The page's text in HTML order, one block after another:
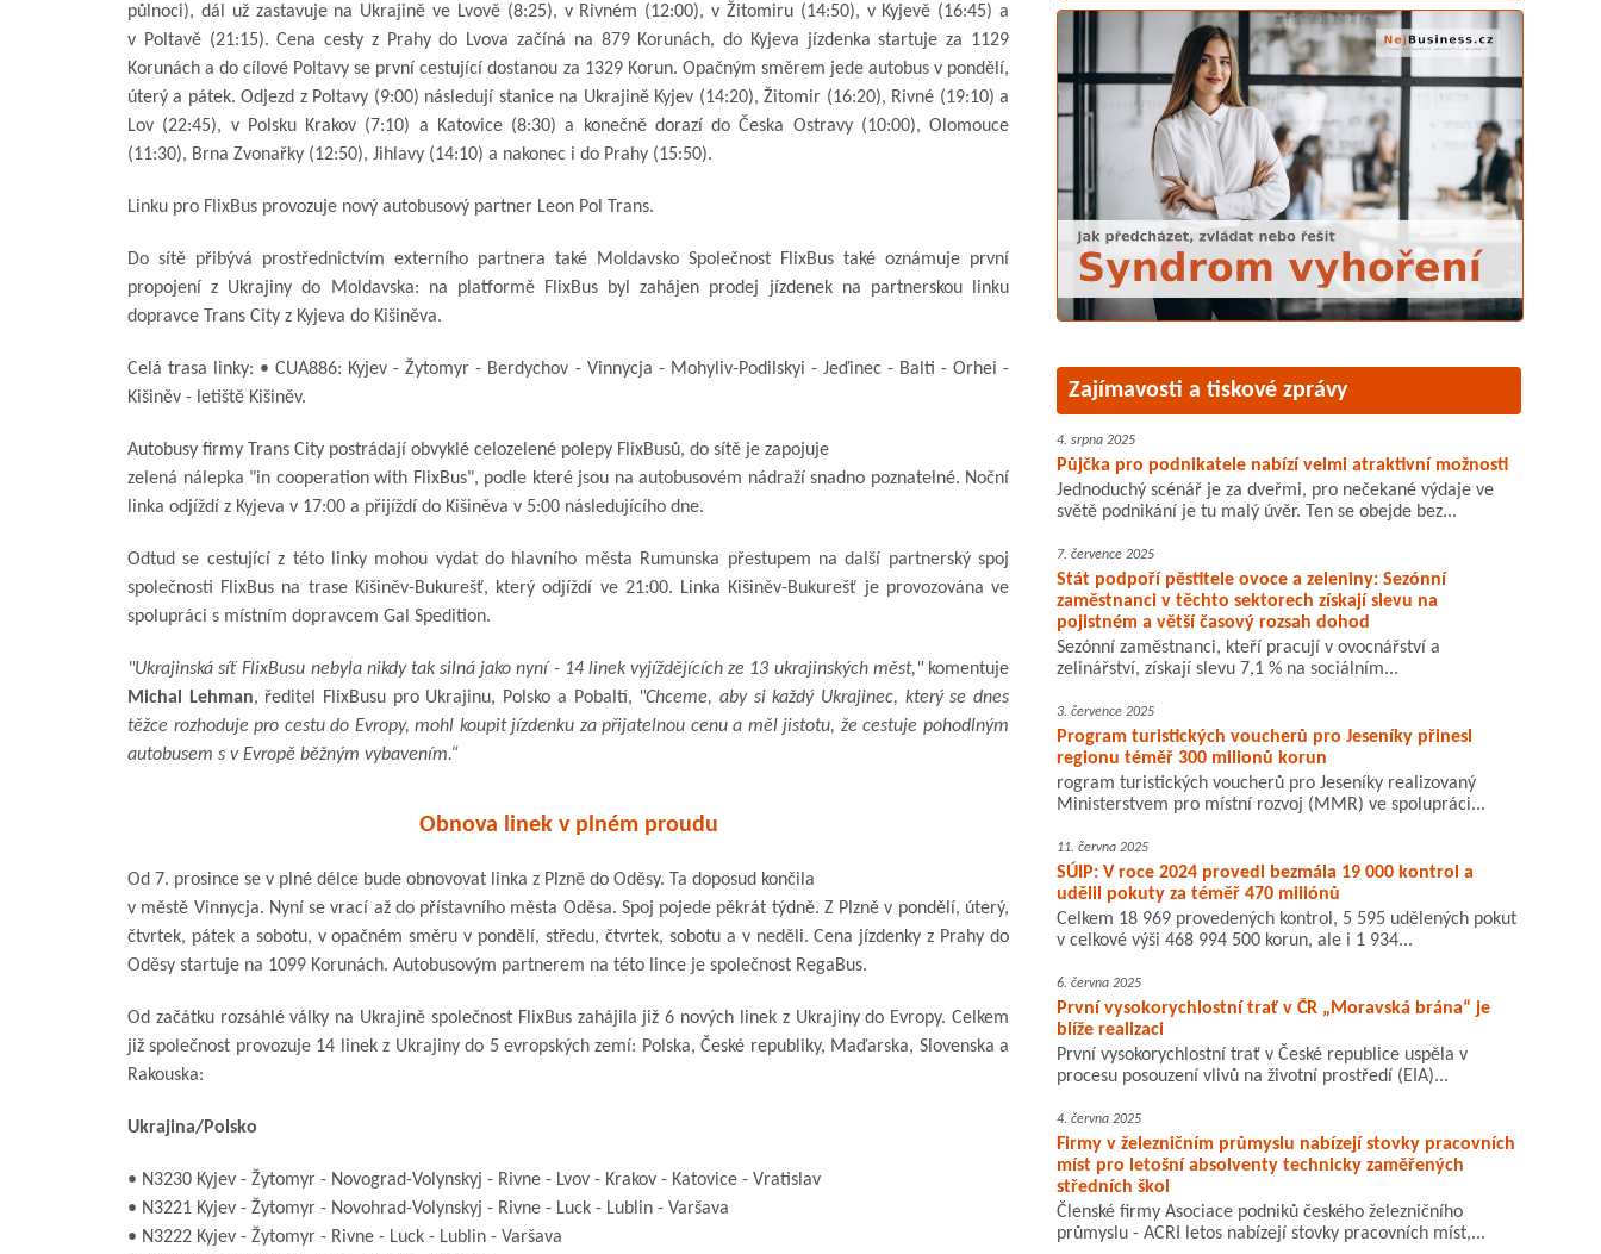
půlnoci), dál už zastavuje na Ukrajině ve Lvově (8:25), v Rivném (12:00), v Žitomiru (14:50), v Kyjevě (16:45) a
v Poltavě (21:15). Cena cesty z Prahy do Lvova začíná na 879 Korunách, do Kyjeva jízdenka startuje za 1129
Korunách a do cílové Poltavy se první cestující dostanou za 1329 Korun. Opačným směrem jede autobus v pondělí,
úterý a pátek. Odjezd z Poltavy (9:00) následují stanice na Ukrajině Kyjev (14:20), Žitomir (16:20), Rivné (19:10) a
Lov (22:45), v Polsku Krakov (7:10) a Katovice (8:30) a konečně dorazí do Česka Ostravy (10:00), Olomouce
(11:30), Brna Zvonařky (12:50), Jihlavy (14:10) a nakonec i do Prahy (15:50).
Linku pro FlixBus provozuje nový autobusový partner Leon Pol Trans.
Do sítě přibývá prostřednictvím externího partnera také Moldavsko Společnost FlixBus také oznámuje první
propojení z Ukrajiny do Moldavska: na platformě FlixBus byl zahájen prodej jízdenek na partnerskou linku
dopravce Trans City z Kyjeva do Kišiněva.
Celá trasa linky: • CUA886: Kyjev - Žytomyr - Berdychov - Vinnycja - Mohyliv-Podilskyi - Jeďinec - Balti - Orhei -
Kišiněv - letiště Kišiněv.
Autobusy firmy Trans City postrádají obvyklé celozelené polepy FlixBusů, do sítě je zapojuje
zelená nálepka "in cooperation with FlixBus", podle které jsou na autobusovém nádraží snadno poznatelné. Noční
linka odjíždí z Kyjeva v 17:00 a přijíždí do Kišiněva v 5:00 následujícího dne.
Odtud se cestující z této linky mohou vydat do hlavního města Rumunska přestupem na další partnerský spoj
společnosti FlixBus na trase Kišiněv-Bukurešť, který odjíždí ve 21:00. Linka Kišiněv-Bukurešť je provozována ve
spolupráci s místním dopravcem Gal Spedition.
"Ukrajinská síť FlixBusu nebyla nikdy tak silná jako nyní - 14 linek vyjíždějících ze 13 ukrajinských měst,"komentuje
Michal Lehman, ředitel FlixBusu pro Ukrajinu, Polsko a Pobaltí, "Chceme, aby si každý Ukrajinec, který se dnes
těžce rozhoduje pro cestu do Evropy, mohl koupit jízdenku za přijatelnou cenu a měl jistotu, že cestuje pohodlným
autobusem s v Evropě běžným vybavením.“
Obnova linek v plném proudu
Od 7. prosince se v plné délce bude obnovovat linka z Plzně do Oděsy. Ta doposud končila
v městě Vinnycja. Nyní se vrací až do přístavního města Oděsa. Spoj pojede pěkrát týdně. Z Plzně v pondělí, úterý,
čtvrtek, pátek a sobotu, v opačném směru v pondělí, středu, čtvrtek, sobotu a v neděli. Cena jízdenky z Prahy do
Oděsy startuje na 1099 Korunách. Autobusovým partnerem na této lince je společnost RegaBus.
Od začátku rozsáhlé války na Ukrajině společnost FlixBus zahájila již 6 nových linek z Ukrajiny do Evropy. Celkem
již společnost provozuje 14 linek z Ukrajiny do 5 evropských zemí: Polska, České republiky, Maďarska, Slovenska a
Rakouska:
Ukrajina/Polsko
• N3230 Kyjev - Žytomyr - Novograd-Volynskyj - Rivne - Lvov - Krakov - Katovice - Vratislav
• N3221 Kyjev - Žytomyr - Novohrad-Volynskyj - Rivne - Luck - Lublin - Varšava
• N3222 Kyjev - Žytomyr - Rivne - Luck - Lublin - Varšava
Zajímavosti a tiskové zprávy
4. srpna 2025
Půjčka pro podnikatele nabízí velmi atraktivní možnosti
Jednoduchý scénář je za dveřmi, pro nečekané výdaje ve
světě podnikání je tu malý úvěr. Ten se obejde bez...
7. července 2025
Stát podpoří pěstitele ovoce a zeleniny: Sezónní
zaměstnanci v těchto sektorech získají slevu na
pojistném a větší časový rozsah dohod
Sezónní zaměstnanci, kteří pracují v ovocnářství a
zelinářství, získají slevu 7,1 % na sociálním...
3. července 2025
Program turistických voucherů pro Jeseníky přinesl
regionu téměř 300 milionů korun
rogram turistických voucherů pro Jeseníky realizovaný
Ministerstvem pro místní rozvoj (MMR) ve spolupráci...
11. června 2025
SÚIP: V roce 2024 provedl bezmála 19 000 kontrol a
udělil pokuty za téměř 470 miliónů
Celkem 18 969 provedených kontrol, 5 595 udělených pokut
v celkové výši 468 994 500 korun, ale i 1 934...
6. června 2025
První vysokorychlostní trať v ČR „Moravská brána“ je
blíže realizaci
První vysokorychlostní trať v České republice uspěla v
procesu posouzení vlivů na životní prostředí (EIA)...
4. června 2025
Firmy v železničním průmyslu nabízejí stovky pracovních
míst pro letošní absolventy technicky zaměřených
středních škol
Členské firmy Asociace podniků českého železničního
průmyslu - ACRI letos nabízejí stovky pracovních míst,...